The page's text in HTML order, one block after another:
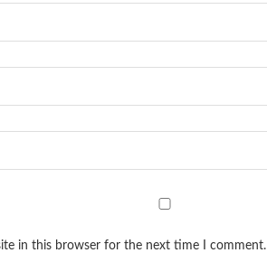
in this browser for the next time I comment.